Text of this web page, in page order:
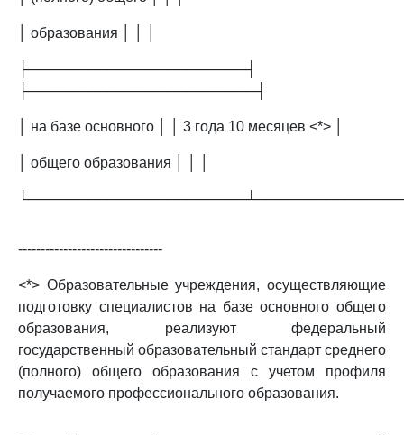
│ образования │ │ │
├──────────────────────┤
├───────────────────────┤
│ на базе основного │ │ 3 года 10 месяцев <*> │
│ общего образования │ │ │
--------------------------------
<*> Образовательные учреждения, осуществляющие
подготовку специалистов на базе основного общего
образования, реализуют федеральный
государственный образовательный стандарт среднего
(полного) общего образования с учетом профиля
получаемого профессионального образования.